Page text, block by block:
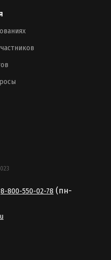
8-800-550-02-78 (пн-